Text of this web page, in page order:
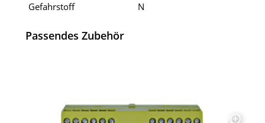
Gefahrstoff N
Passendes Zubehör